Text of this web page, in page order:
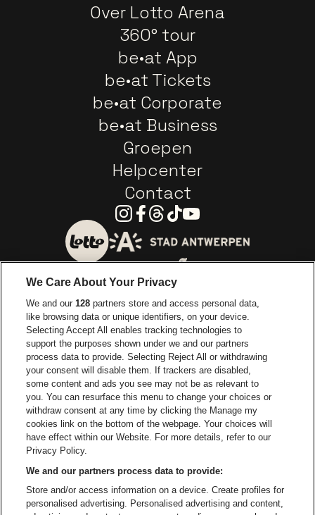
Over Lotto Arena
360° tour
be•at App
be•at Tickets
be•at Corporate
be•at Business
Groepen
Helpcenter
Contact
Instagram
Facebook
Threads
TiktokYoutube
Ga naar de website van
Ga naar de website van Europcar
Ga naar de
Ga naar de website van Coca-Cola
Ga naar de website van
Ga naar
Ga naar de website van Champagne
Ga naar de website
Ga naar de website van Het
Ga naar de
Lotto Arena is een deel vanbe•at
Lotto Arena
Be-At Venues
Schijnpoortweg 119, 2170 Antwerpen
BTW (BE) 0461.051.688 - RPR Antwerpen
We Care About Your Privacy
We and our128 partners store and access personal data,
like browsing data or unique identifiers, on your device.
Selecting Accept All enables tracking technologies to
support the purposes shown under we and our partners
process data to provide. Selecting Reject All or withdrawing
your consent will disable them. If trackers are disabled,
some content and ads you see may not be as relevant to
you. You can resurface this menu to change your choices or
withdraw consent at any time by clicking the Manage my
cookies link on the bottom of the webpage. Your choices will
have effect within our Website. For more details, refer to our
Privacy Policy.
We and our partners process data to provide:
Store and/or access information on a device. Create profiles for
personalised advertising. Personalised advertising and content,